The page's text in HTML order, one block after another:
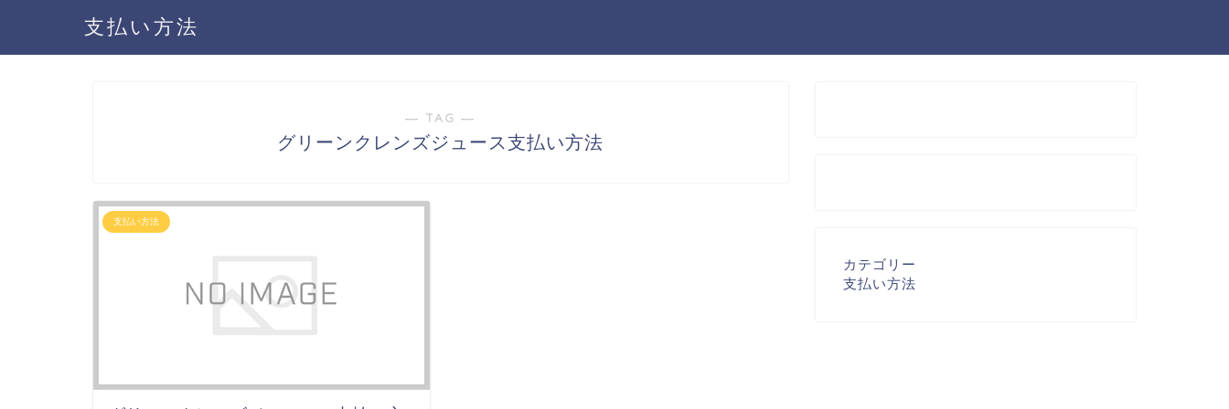
支払い方法
― TAG ―
グリーンクレンズジュース支払い方法
支払い方法
カテゴリー
支払い方法